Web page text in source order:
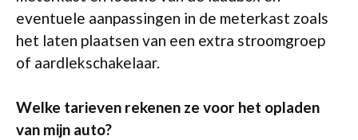
eventuele aanpassingen in de meterkast zoals
het laten plaatsen van een extra stroomgroep
of aardlekschakelaar.
Welke tarieven rekenen ze voor het opladen
van mijn auto?